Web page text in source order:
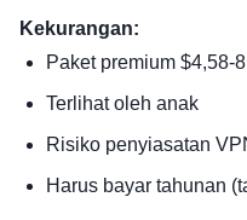
Kekurangan:
Paket premium $4,58-
Terlihat oleh anak
Risiko penyiasatan
Harus bayar tahunan